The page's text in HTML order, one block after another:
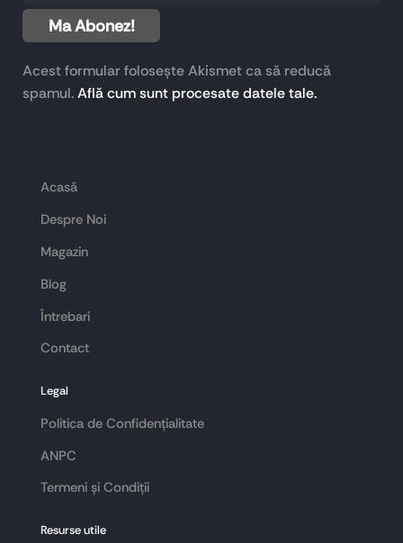
Acest formular folosește Akismet ca să reducă
spamul.Află cum sunt procesate datele tale.
Acasă
Despre Noi
Magazin
Blog
Întrebari
Contact
Legal
Politica de Confidențialitate
ANPC
Termeni și Condiții
Resurse utile